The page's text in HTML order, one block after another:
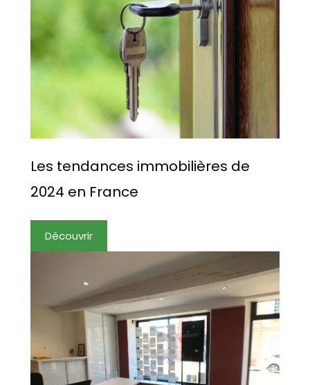
Les tendances immobilières de
2024 en France
Découvrir